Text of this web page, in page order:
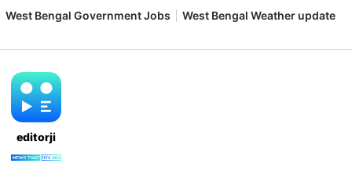
West Bengal Government Jobs
West Bengal Weather update
editorji